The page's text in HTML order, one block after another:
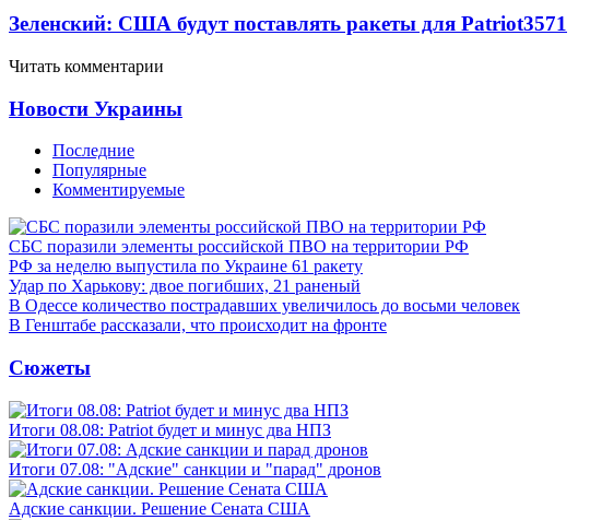
Зеленский: США будут поставлять ракеты для Patriot3571
Читать комментарии
Новости Украины
Последние
Популярные
Комментируемые
СБС поразили элементы российской ПВО на территории РФ
РФ за неделю выпустила по Украине 61 ракету
Удар по Харькову: двое погибших, 21 раненый
В Одессе количество пострадавших увеличилось до восьми человек
В Генштабе рассказали, что происходит на фронте
Сюжеты
Итоги 08.08: Patriot будет и минус два НПЗ
Итоги 07.08: "Адские" санкции и "парад" дронов
Адские санкции. Решение Сената США